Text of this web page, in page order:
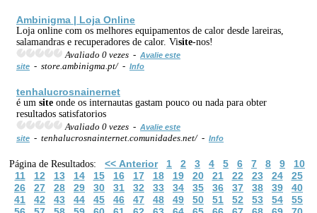
Ambinigma | Loja Online
Loja online com os melhores equipamentos de calor desde lareiras,
salamandras e recuperadores de calor. Visite-nos!
Avaliado 0 vezes - Avalie este
site - store.ambinigma.pt/ - Info
tenhalucrosnainernet
é um site onde os internautas gastam pouco ou nada para obter
resultados satisfatorios
Avaliado 0 vezes - Avalie este
site - tenhalucrosnainternet.comunidades.net/ - Info
Página de Resultados: << Anterior 1 2 3 4 5 6 7 8 9
10
11
12 13 14 15 16 17 18 19 20 21 22 23 24
25
26
27 28 29 30 31 32 33 34 35 36 37 38 39
40
41
42 43 44 45 46 47 48 49 50 51 52 53 54
55